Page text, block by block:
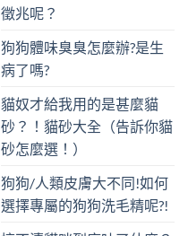
徵兆呢？
狗狗體味臭臭怎麼辦?是生
病了嗎?
貓奴才給我用的是甚麼貓
砂？！貓砂大全（告訴你貓
砂怎麼選！）
狗狗/人類皮膚大不同!如何
選擇專屬的狗狗洗毛精呢?!